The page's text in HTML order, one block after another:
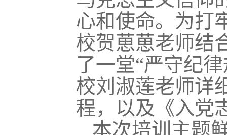
心和使命。为打
校贺葸葸老师结
了一堂“严守纪
校刘淑莲老师详
程，以及《入党
本次培训主题